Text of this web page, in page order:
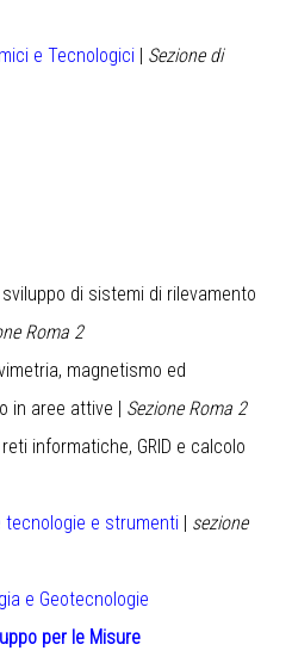
e Tecnologici | Sezione di
di sistemi di rilevamento
Roma 2
magnetismo ed
in aree attive | Sezione Roma 2
informatiche, GRID e calcolo
tecnologie e strumenti | sezione
e Geotecnologie
per le Misure